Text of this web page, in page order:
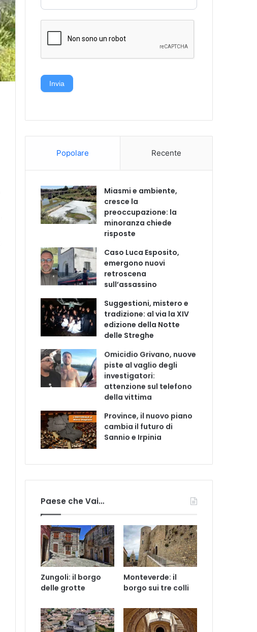
Invia
Popolare Recente
Miasmi e ambiente,
cresce la
preoccupazione: la
minoranza chiede
risposte
Caso Luca Esposito,
emergono nuovi
retroscena
sull’assassino
Suggestioni, mistero e
tradizione: al via la XIV
edizione della Notte
delle Streghe
Omicidio Grivano, nuove
piste al vaglio degli
investigatori:
attenzione sul telefono
della vittima
Province, il nuovo piano
cambia il futuro di
Sannio e Irpinia
Paese che Vai…
Zungoli: il borgo
delle grotte
Monteverde: il
borgo sui tre colli